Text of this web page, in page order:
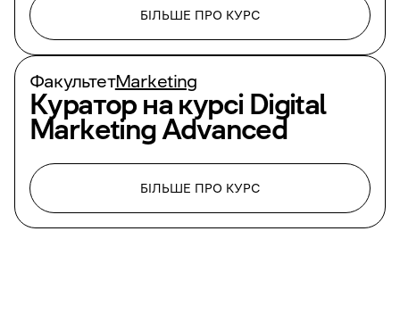
БІЛЬШЕ ПРО КУРС
ФакультетMarketing
Куратор на курсі Digital
Marketing Advanced
БІЛЬШЕ ПРО КУРС